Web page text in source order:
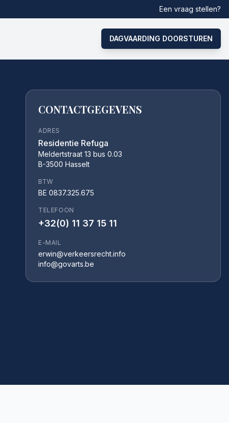
Een vraag stellen?
DAGVAARDING DOORSTUREN
CONTACTGEGEVENS
ADRES
Residentie Refuga
Meldertstraat 13 bus 0.03
B-3500 Hasselt
BTW
BE 0837.325.675
TELEFOON
+32(0) 11 37 15 11
E-MAIL
erwin@verkeersrecht.info
info@govarts.be